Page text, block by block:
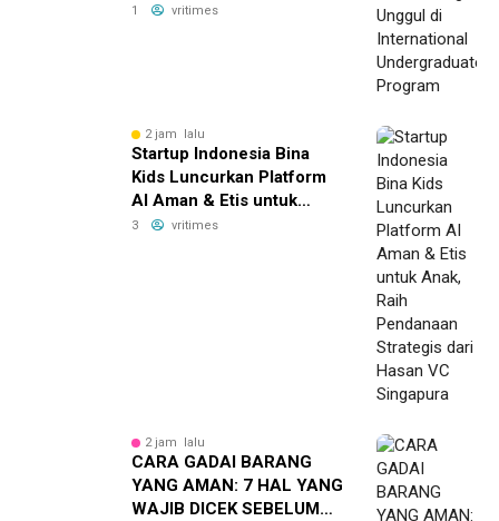
Undergraduate Program
1 vritimes
2 jam lalu
Startup Indonesia Bina
Kids Luncurkan Platform
AI Aman & Etis untuk
Anak, Raih Pendanaan
3 vritimes
2 jam lalu
CARA GADAI BARANG
YANG AMAN: 7 HAL YANG
WAJIB DICEK SEBELUM